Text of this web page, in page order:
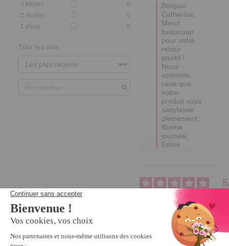
3 étoiles
0
2 étoiles
0
1 étoile 0
Trier les avis
Bonjour
Catherine,
Merci
beaucoup
pour votre
retour
positif !
Nous
sommes
ravis que
notre
produit vous
satisfasse
pleinement.
Bonne
journée,
Edina
5
Avis vérifié
Très bonne qualité
26/09/2023 , suite à
une expérience du
04/09/2023
parA.A.